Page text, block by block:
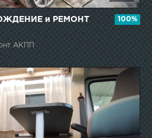
и РЕМОНТ
АКПП
100%